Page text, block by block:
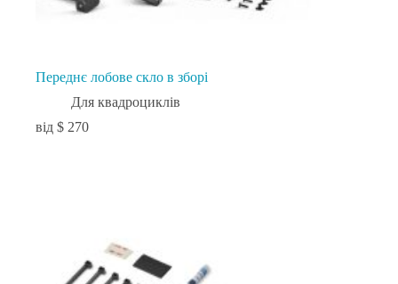
Переднє лобове скло в зборі
Для квадроциклів
$ 270